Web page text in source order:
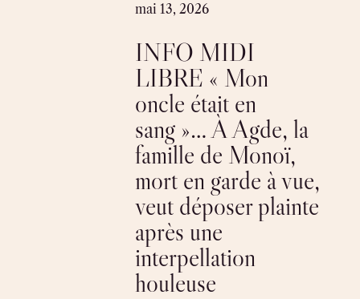
mai 13, 2026
INFO MIDI
LIBRE « Mon
oncle était en
sang »… À Agde, la
famille de Monoï,
mort en garde à vue,
veut déposer plainte
après une
interpellation
houleuse